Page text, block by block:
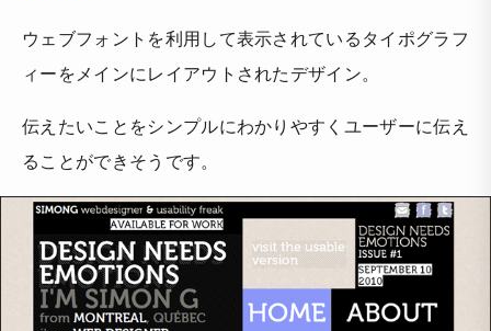
ウェブフォントを利用して表示されているタイポグラフ
ィーをメインにレイアウトされたデザイン。
伝えたいことをシンプルにわかりやすくユーザーに伝え
ることができそうです。